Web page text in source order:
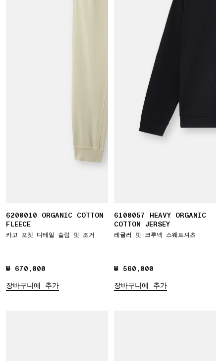
6200010 ORGANIC COTTON
FLEECE
카고 포켓 디테일 슬림 핏 조거
₩ 670,000
₩ 670,000
장바구니에 추가
6100057 HEAVY ORGANIC
COTTON JERSEY
레귤러 핏 크루넥 스웨트셔츠
₩ 560,000
₩ 560,000
장바구니에 추가